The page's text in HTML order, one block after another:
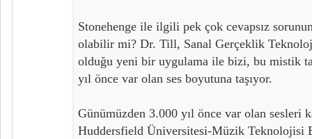
Stonehenge ile ilgili pek çok cevapsız
olabilir mi? Dr. Till, Sanal Gerçeklik
olduğu yeni bir uygulama ile bizi, bu mistik
yıl önce var olan ses boyutuna taşıyor.
Günümüzden 3.000 yıl önce var olan sesleri
Huddersfield Üniversitesi-Müzik Teknolojisi